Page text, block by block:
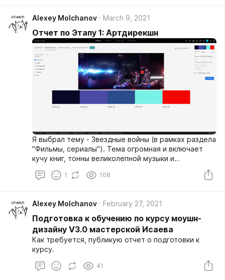
Alexey Molchanov March 9, 2021
Отчет по Этапу 1: Артдирекшн
Я выбрал тему - Звездные войны (в рамках раздела
"Фильмы, сериалы"). Тема огромная и включает
кучу книг, тонны великолепной музыки и
1 108
Alexey Molchanov February 27, 2021
Подготовка к обучению по курсу моушн-
дизайну V3.0 мастерской Исаева
Как требуется, публикую отчет о подготовки к
курсу.
41